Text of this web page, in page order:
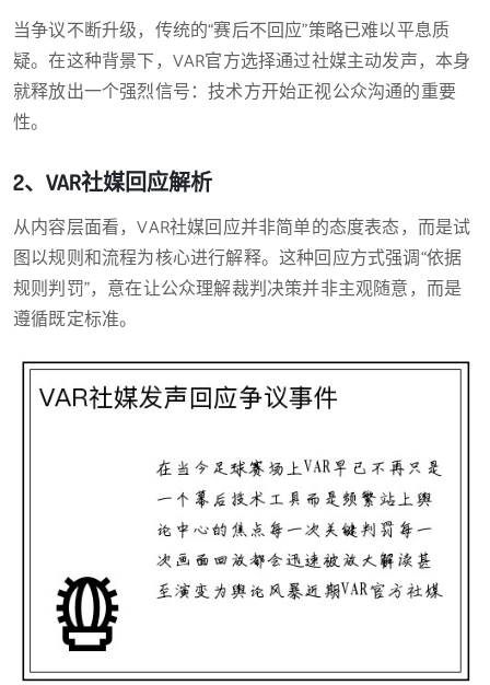
当争议不断升级，传统的“赛后不回应”策略已难以平息质
疑。在这种背景下，VAR官方选择通过社媒主动发声，本身
就释放出一个强烈信号：技术方开始正视公众沟通的重要
性。
2、VAR社媒回应解析
从内容层面看，VAR社媒回应并非简单的态度表态，而是试
图以规则和流程为核心进行解释。这种回应方式强调“依据
规则判罚”，意在让公众理解裁判决策并非主观随意，而是
遵循既定标准。